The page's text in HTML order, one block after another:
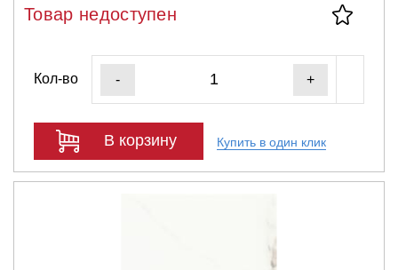
Товар недоступен
Кол-во - +
В корзину Купить в один клик